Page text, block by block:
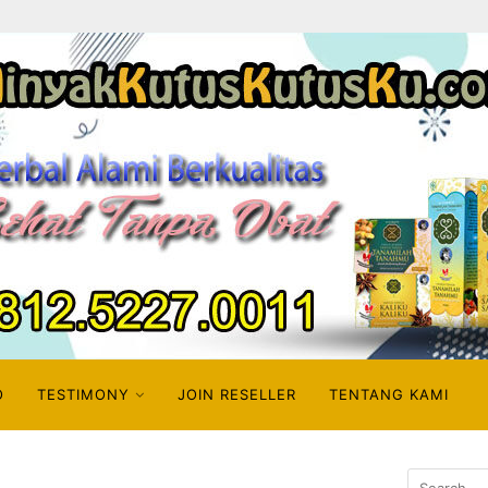
TESTIMONY JOIN RESELLER TENTANG KAMI
Search